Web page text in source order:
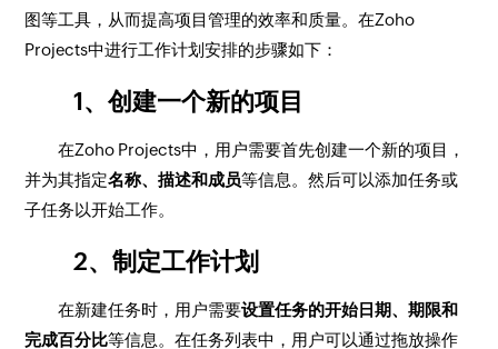
图等工具，从而提高项目管理的效率和质量。在Zoho
Projects中进行工作计划安排的步骤如下：
1、创建一个新的项目
在Zoho Projects中，用户需要首先创建一个新的项目，
并为其指定名称、描述和成员等信息。然后可以添加任务或
子任务以开始工作。
2、制定工作计划
在新建任务时，用户需要设置任务的开始日期、期限和
完成百分比等信息。在任务列表中，用户可以通过拖放操作